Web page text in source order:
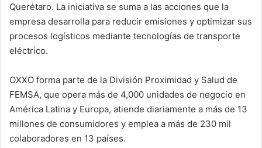
Querétaro. La iniciativa se suma a las acciones que la
empresa desarrolla para reducir emisiones y optimizar sus
procesos logísticos mediante tecnologías de transporte
eléctrico.
OXXO forma parte de la División Proximidad y Salud de
FEMSA, que opera más de 4,000 unidades de negocio en
América Latina y Europa, atiende diariamente a más de 13
millones de consumidores y emplea a más de 230 mil
colaboradores en 13 países.